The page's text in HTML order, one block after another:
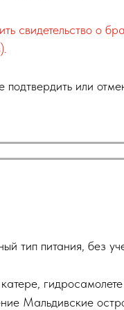
свидетельство о
).
или
тип питания, без
Мальдивские